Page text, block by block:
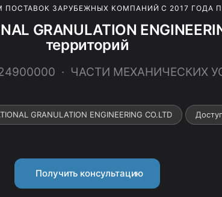
ЗАРУБЕЖНЫХ КОМПАНИЙ С 2017 ГОДА
GRANULATION
территорий
· ЧАСТИ МЕХАНИЧЕСКИХ
GRANULATION ENGINEERING CO.LTD
Получить консультацию